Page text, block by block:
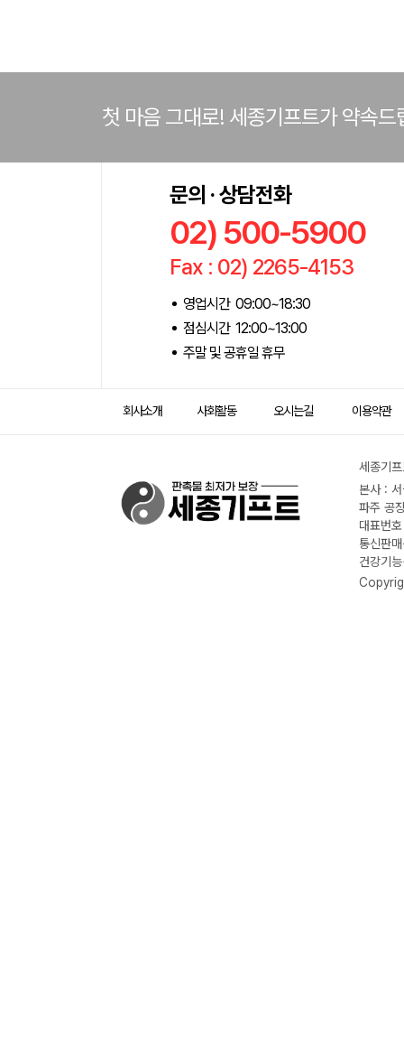
첫 마음 그대로! 세종기프트가 약속드
문의 · 상담전화
02) 500-5900
Fax : 02) 2265-4153
영업시간 09:00~18:30
점심시간 12:00~13:00
주말 및 공휴일 휴무
회사소개 사회활동 오시는길 이용약관
세종기
본사 :
파주 공
대표번
통신판
건강기